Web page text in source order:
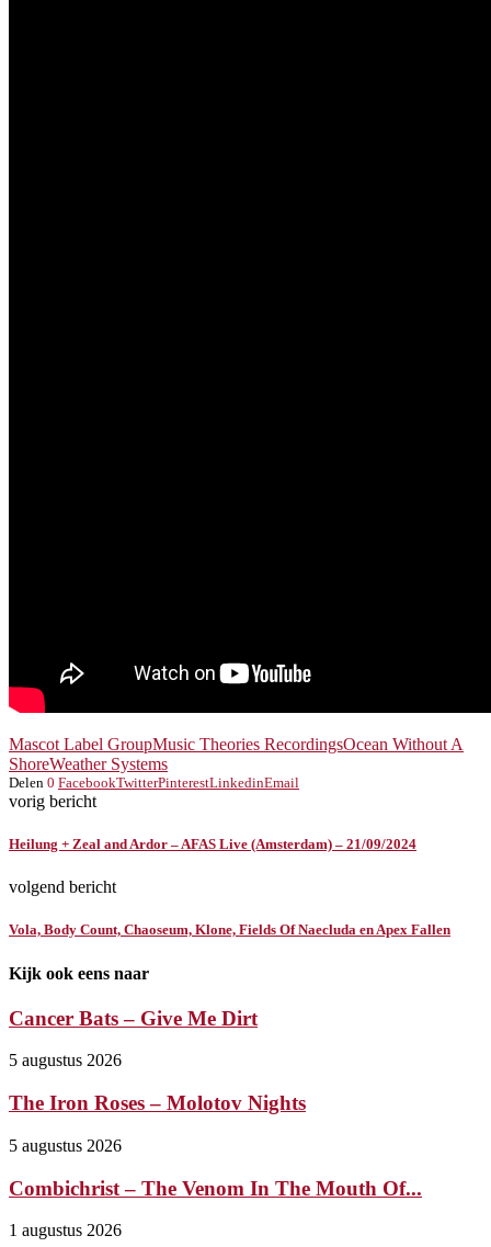
Mascot Label GroupMusic Theories RecordingsOcean Without A
ShoreWeather Systems
Delen 0 FacebookTwitterPinterestLinkedinEmail
vorig bericht
Heilung + Zeal and Ardor – AFAS Live (Amsterdam) – 21/09/2024
volgend bericht
Vola, Body Count, Chaoseum, Klone, Fields Of Naecluda en Apex Fallen
Kijk ook eens naar
Cancer Bats – Give Me Dirt
5 augustus 2026
The Iron Roses – Molotov Nights
5 augustus 2026
Combichrist – The Venom In The Mouth Of...
1 augustus 2026